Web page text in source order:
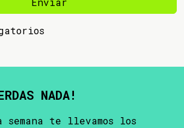
NADA!
semana te llevamos los